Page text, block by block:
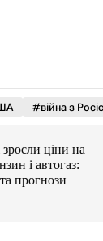
#війна з
ціни на
і автогаз: